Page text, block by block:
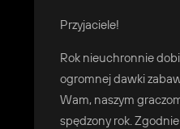
Przyjaciele!
Rok nieuchronnie
ogromnej dawki
Wam, naszym
spędzony rok.